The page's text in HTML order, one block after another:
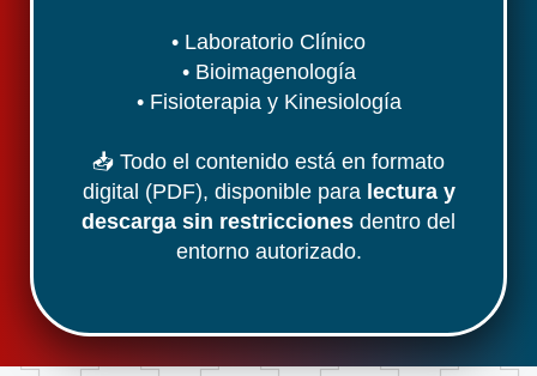
• Laboratorio Clínico
• Bioimagenología
• Fisioterapia y Kinesiología
📥 Todo el contenido está en formato
digital (PDF), disponible para lectura y
descarga sin restricciones dentro del
entorno autorizado.